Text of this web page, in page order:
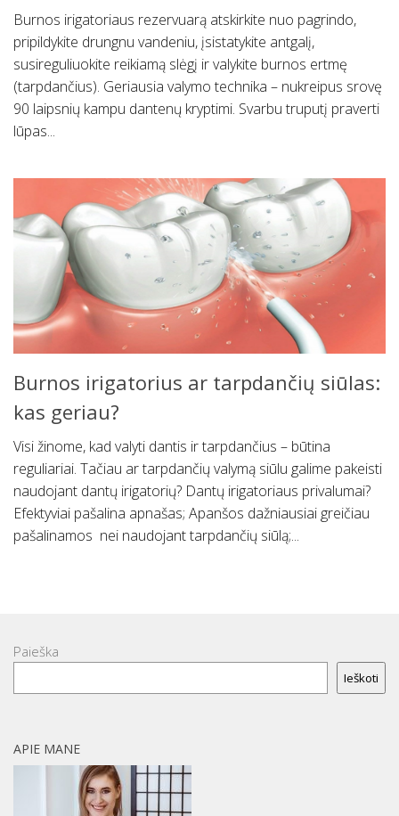
Burnos irigatoriaus rezervuarą atskirkite nuo pagrindo,
pripildykite drungnu vandeniu, įsistatykite antgalį,
susireguliuokite reikiamą slėgį ir valykite burnos ertmę
(tarpdančius). Geriausia valymo technika – nukreipus srovę
90 laipsnių kampu dantenų kryptimi. Svarbu truputį praverti
lūpas...
Burnos irigatorius ar tarpdančių siūlas:
kas geriau?
Visi žinome, kad valyti dantis ir tarpdančius – būtina
reguliariai. Tačiau ar tarpdančių valymą siūlu galime pakeisti
naudojant dantų irigatorių? Dantų irigatoriaus privalumai?
Efektyviai pašalina apnašas; Apanšos dažniausiai greičiau
pašalinamos nei naudojant tarpdančių siūlą;...
Paieška
Ieškoti
APIE MANE